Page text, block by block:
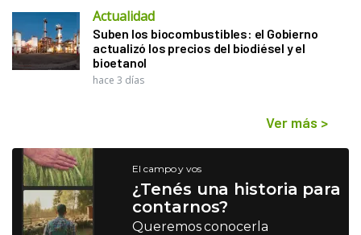
Actualidad
Suben los biocombustibles: el Gobierno
actualizó los precios del biodiésel y el
bioetanol
hace 3 días
Ver más >
El campo y vos
¿Tenés una historia para
contarnos?
Queremos conocerla